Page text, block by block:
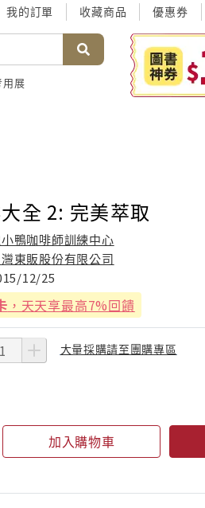
我的訂單 收藏商品 優惠券
用展
全 2: 完美萃取
鴨咖啡師訓練中心
東販股份有限公司
12/25
，天天享最高7%回饋
大量採購請至團購專區
加入購物車